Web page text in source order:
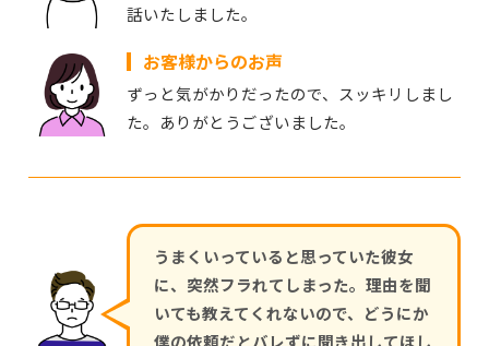
話いたしました。
お客様からのお声
ずっと気がかりだったので、スッキリしまし
た。ありがとうございました。
うまくいっていると思っていた彼女
に、突然フラれてしまった。理由を聞
いても教えてくれないので、どうにか